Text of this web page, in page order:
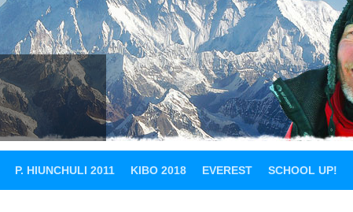
P. HIUNCHULI 2011 KIBO 2018 EVEREST SCHOOL UP!